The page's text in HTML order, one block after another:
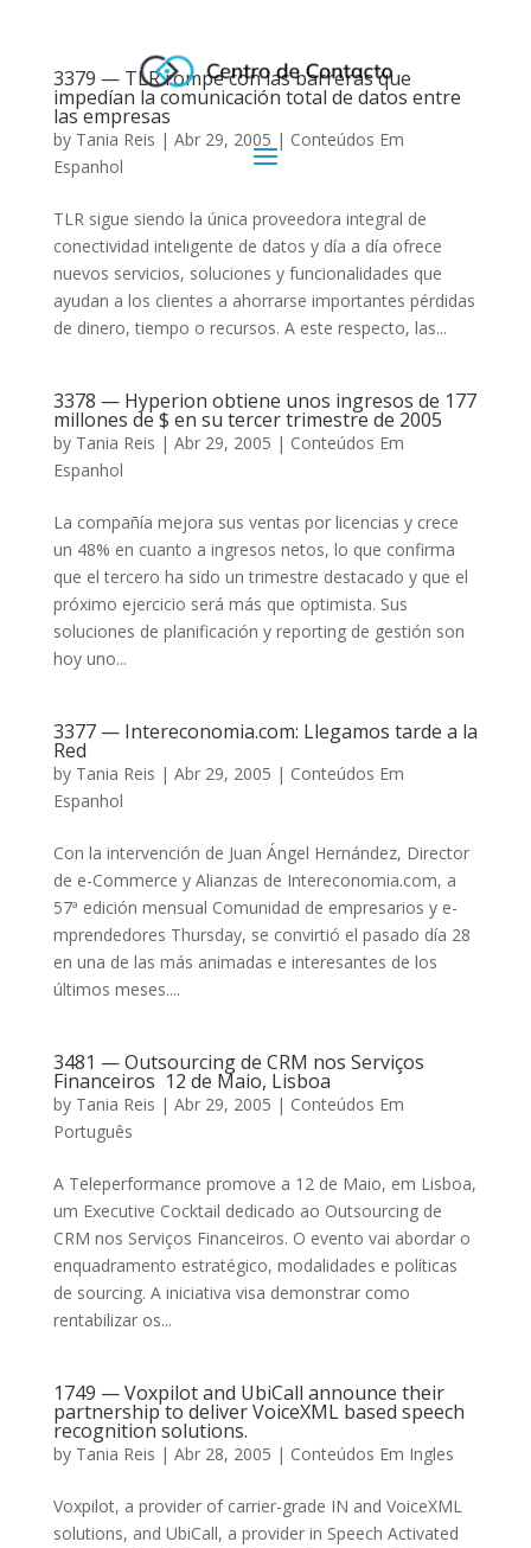
3379 — TLR rompe con las barreras que
impedían la comunicación total de datos entre
las empresas
by Tania Reis | Abr 29, 2005 | Conteúdos Em
Espanhol
TLR sigue siendo la única proveedora integral de
conectividad inteligente de datos y día a día ofrece
nuevos servicios, soluciones y funcionalidades que
ayudan a los clientes a ahorrarse importantes pérdidas
de dinero, tiempo o recursos. A este respecto, las...
3378 — Hyperion obtiene unos ingresos de 177
millones de $ en su tercer trimestre de 2005
by Tania Reis | Abr 29, 2005 | Conteúdos Em
Espanhol
La compañía mejora sus ventas por licencias y crece
un 48% en cuanto a ingresos netos, lo que confirma
que el tercero ha sido un trimestre destacado y que el
próximo ejercicio será más que optimista. Sus
soluciones de planificación y reporting de gestión son
hoy uno...
3377 — Intereconomia.com: Llegamos tarde a la
Red
by Tania Reis | Abr 29, 2005 | Conteúdos Em
Espanhol
Con la intervención de Juan Ángel Hernández, Director
de e-Commerce y Alianzas de Intereconomia.com, a
57ª edición mensual Comunidad de empresarios y e-
mprendedores Thursday, se convirtió el pasado día 28
en una de las más animadas e interesantes de los
últimos meses....
3481 — Outsourcing de CRM nos Serviços
Financeiros  12 de Maio, Lisboa
by Tania Reis | Abr 29, 2005 | Conteúdos Em
Português
A Teleperformance promove a 12 de Maio, em Lisboa,
um Executive Cocktail dedicado ao Outsourcing de
CRM nos Serviços Financeiros. O evento vai abordar o
enquadramento estratégico, modalidades e políticas
de sourcing. A iniciativa visa demonstrar como
rentabilizar os...
1749 — Voxpilot and UbiCall announce their
partnership to deliver VoiceXML based speech
recognition solutions.
by Tania Reis | Abr 28, 2005 | Conteúdos Em Ingles
Voxpilot, a provider of carrier-grade IN and VoiceXML
solutions, and UbiCall, a provider in Speech Activated